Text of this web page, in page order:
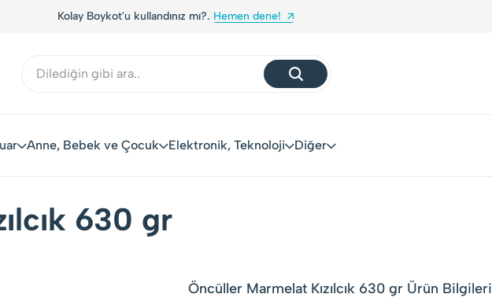
Kolay Boykot'u kullandınız mı?. Hemen dene!
Anne, Bebek ve Çocuk Elektronik, Teknoloji Diğer
630 gr
Öncüller Marmelat Kızılcık 630 gr Ürün Bilgileri